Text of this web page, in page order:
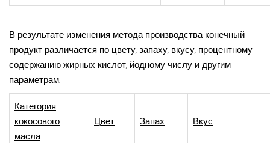
В результате изменения метода производства конечный
продукт различается по цвету, запаху, вкусу, процентному
содержанию жирных кислот, йодному числу и другим
параметрам.
Категория
кокосового
масла
Цвет Запах Вкус